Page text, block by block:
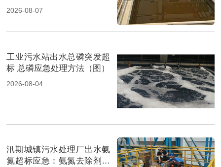
（图）
2026-08-07
工业污水站出水总磷突发超
标 总磷应急处理方法（图）
2026-08-04
汛期城镇污水处理厂出水氨
氮超标应急：氨氮去除剂投